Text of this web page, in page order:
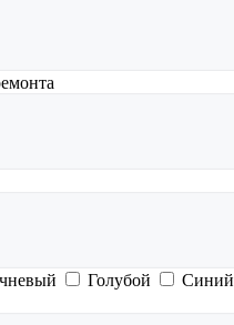
Голубой Синий